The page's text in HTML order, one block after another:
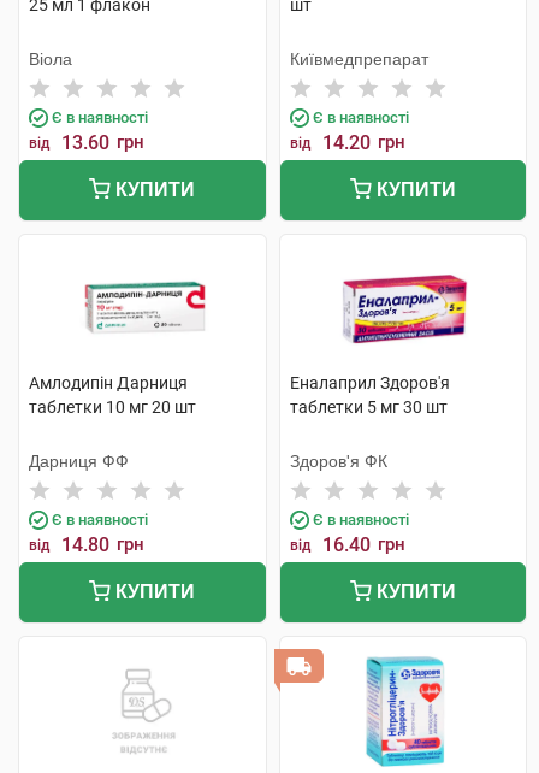
25 мл 1 флакон
Віола
Є в наявності
від 13.60 грн
КУПИТИ
шт
Київмедпрепарат
Є в наявності
від 14.20 грн
КУПИТИ
Амлодипін Дарниця
таблетки 10 мг 20 шт
Дарниця ФФ
Є в наявності
від 14.80 грн
КУПИТИ
Еналаприл Здоров'я
таблетки 5 мг 30 шт
Здоров'я ФК
Є в наявності
від 16.40 грн
КУПИТИ